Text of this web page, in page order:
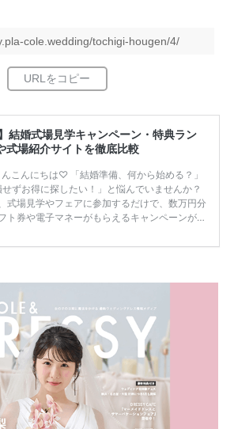
cole.wedding/tochigi-hougen/4/
結婚式場見学キャンペーン・特典ラン
式場紹介サイトを徹底比較
んこんにちは♡ 「結婚準備、何から始める？」
せずお得に探したい！」と悩んでいませんか？
式場見学やフェアに参加するだけで、数万円分
ト券や電子マネーがもらえるキャンペーンがあ
比較せずに選ぶと損をしてしまうことも……。
特典金額・条件・応募方法・注意点 「どこが
得？」「プラコレの特典は？」といった疑問も
します。 まずは診断で候補を絞れる「ウェディ
ング診断」か、体験型 […]
続きを読む